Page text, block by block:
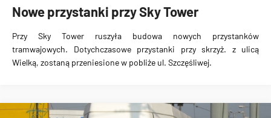
Nowe przystanki przy Sky Tower
Przy Sky Tower ruszyła budowa nowych przystanków
tramwajowych. Dotychczasowe przystanki przy skrzyż. z ulicą
Wielką, zostaną przeniesione w pobliże ul. Szczęśliwej.